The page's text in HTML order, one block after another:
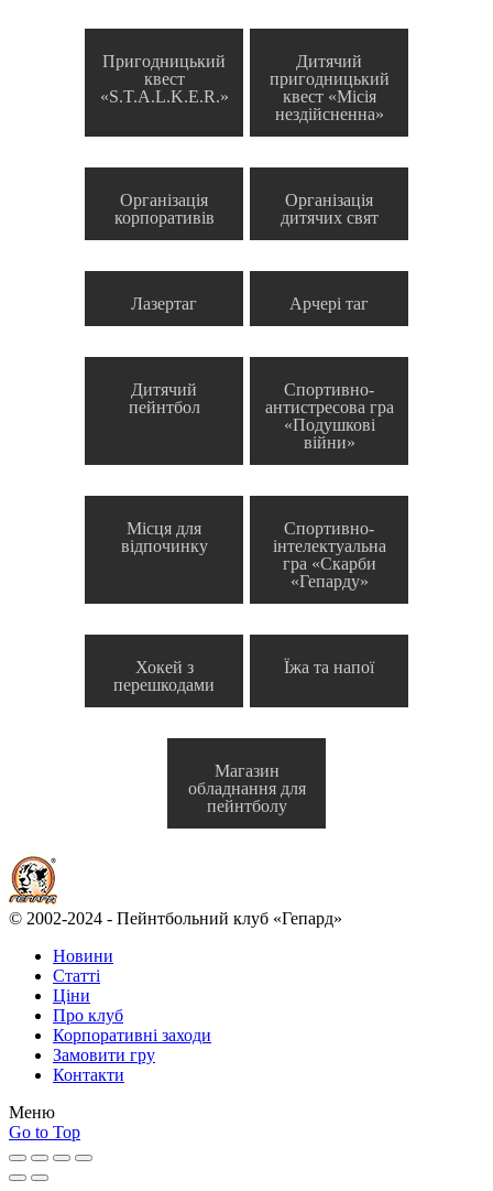
Пригодницький
квест
«S.T.A.L.K.E.R.»
Дитячий
пригодницький
квест «Місія
нездійсненна»
Організація
корпоративів
Організація
дитячих свят
Лазертаг Арчері таг
Дитячий
пейнтбол
Спортивно-
антистресова гра
«Подушкові
війни»
Місця для
відпочинку
Спортивно-
інтелектуальна
гра «Скарби
«Гепарду»
Хокей з
перешкодами
Їжа та напої
Магазин
обладнання для
пейнтболу
© 2002-2024 - Пейнтбольний клуб «Гепард»
Новини
Статті
Ціни
Про клуб
Корпоративні заходи
Замовити гру
Контакти
Меню
Go to Top